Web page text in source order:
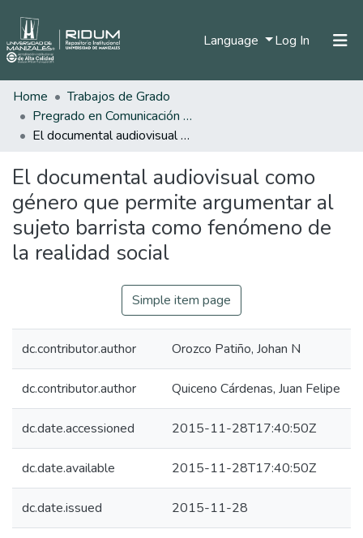
Language Log In (current)
Statistics
Home
Trabajos de Grado
Pregrado en Comunicación Social y Periodismo
El documental audiovisual como género que permite argumentar al sujeto barrista como fenómeno de la realidad social
El documental audiovisual como
género que permite argumentar al
sujeto barrista como fenómeno de
la realidad social
Simple item page
dc.contributor.author Orozco Patiño, Johan N
dc.contributor.author Quiceno Cárdenas, Juan Felipe
dc.date.accessioned 2015-11-28T17:40:50Z
dc.date.available 2015-11-28T17:40:50Z
dc.date.issued 2015-11-28